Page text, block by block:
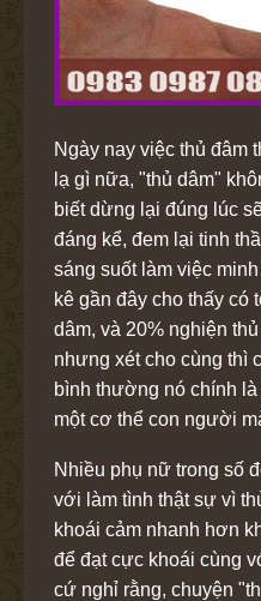
Ngày nay việc thủ đâm
lạ gì nữa, "thủ dâm"
biết dừng lại đúng lúc
đáng kể, đem lại tinh
sáng suốt làm việc
kê gần đây cho thấy có
dâm, và 20% nghiện
nhưng xét cho cùng thì
bình thường nó chính
một cơ thể con người
Nhiều phụ nữ trong số
với làm tình thật sự vì
khoái cảm nhanh hơn
để đạt cực khoái cùng
cứ nghỉ rằng, chuyện